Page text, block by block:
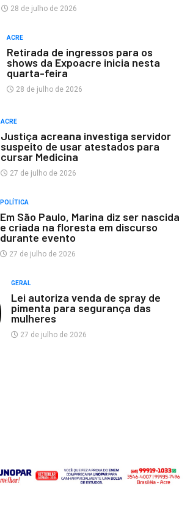
28 de julho de 2026
ACRE
Retirada de ingressos para os
shows da Expoacre inicia nesta
quarta-feira
28 de julho de 2026
ACRE
Justiça acreana investiga servidor
suspeito de usar atestados para
cursar Medicina
27 de julho de 2026
POLÍTICA
Em São Paulo, Marina diz ser nascida
e criada na floresta em discurso
durante evento
27 de julho de 2026
GERAL
Lei autoriza venda de spray de
pimenta para segurança das
mulheres
27 de julho de 2026